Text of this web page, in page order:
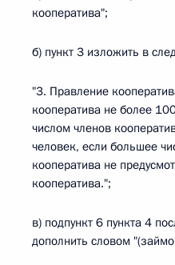
кооператива";
б) пункт 3 изложить в
"3. Правление
кооператива не более
числом членов
человек, если большее
кооператива не
кооператива.";
в) подпункт 6 пункта 4
дополнить словом